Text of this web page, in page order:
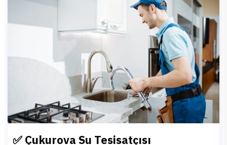
✅ Çukurova Su Tesisatçısı